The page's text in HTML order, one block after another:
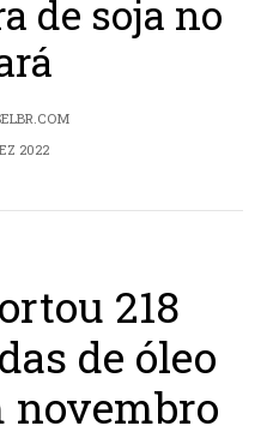
de soja no
2022
218
de óleo
novembro